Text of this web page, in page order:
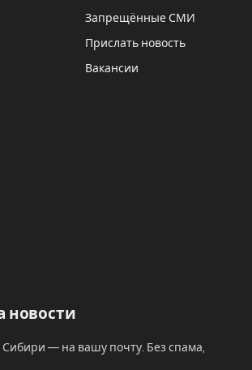
Запрещённые СМИ
Прислать новость
Вакансии
новости
Сибири — на вашу почту. Без спама,